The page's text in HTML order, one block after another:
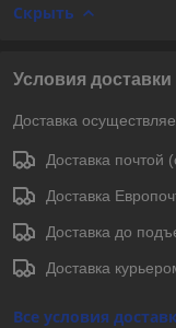
Скрыть
Условия доставки
Доставка
Доставка почтой
Доставка
Доставка до
Доставка
Все условия